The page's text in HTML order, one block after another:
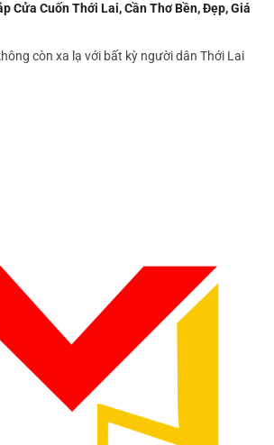
Cửa Cuốn Thới Lai, Cần Thơ Bền, Đẹp, Giá
còn xa lạ với bất kỳ người dân Thới Lai